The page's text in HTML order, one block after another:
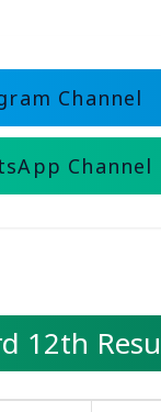
Channel
Channel
12th